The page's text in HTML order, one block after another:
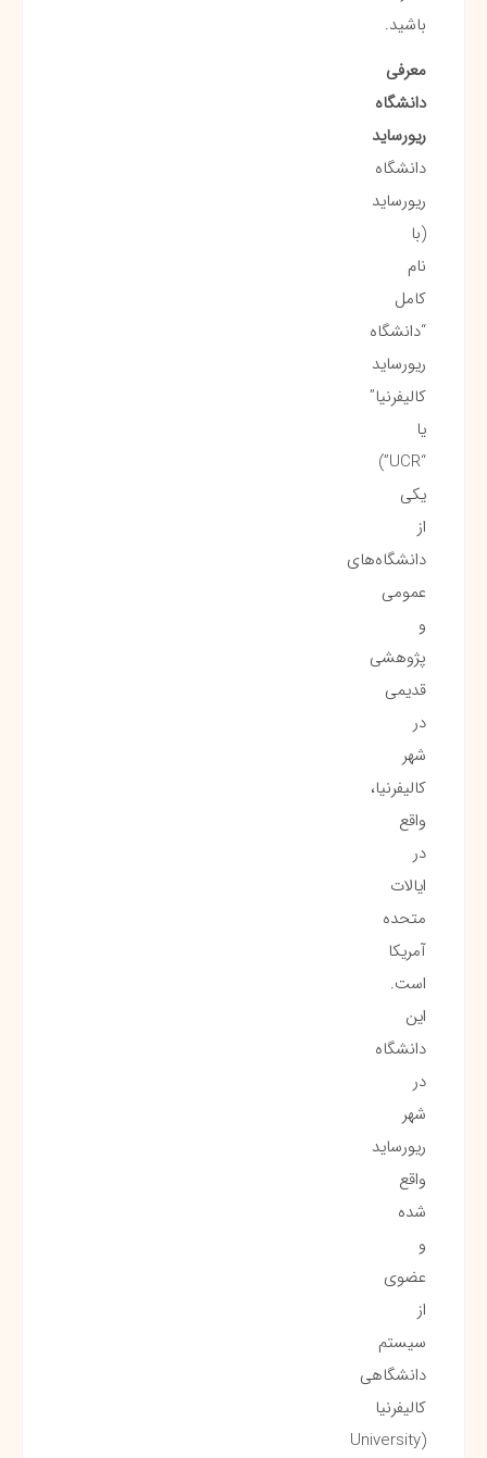
باشید.
معرفی
دانشگاه
ریورساید
دانشگاه
ریورساید
(با
نام
کامل
“دانشگاه
ریورساید
کالیفرنیا”
یا
“UCR”)
یکی
از
دانشگاه‌های
عمومی
و
پژوهشی
قدیمی
در
شهر
کالیفرنیا،
واقع
در
ایالات
متحده
آمریکا
است.
این
دانشگاه
در
شهر
ریورساید
واقع
شده
و
عضوی
از
سیستم
دانشگاهی
کالیفرنیا
(University